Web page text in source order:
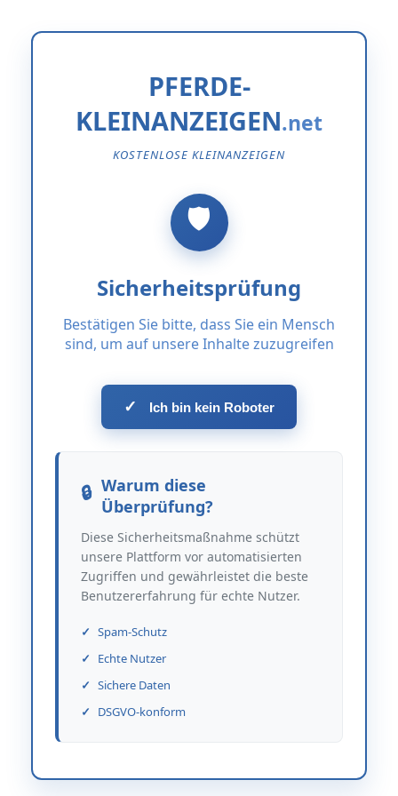
PFERDE-
KLEINANZEIGEN
KOSTENLOSE KLEINANZEIGEN
Sicherheitsprüfung
Bestätigen Sie bitte, dass Sie ein Mensch
sind, um auf unsere Inhalte zuzugreifen
✓ Ich bin kein Roboter
Warum diese
Überprüfung?
Diese Sicherheitsmaßnahme schützt
unsere Plattform vor automatisierten
Zugriffen und gewährleistet die beste
Benutzererfahrung für echte Nutzer.
Spam-Schutz
Echte Nutzer
Sichere Daten
DSGVO-konform